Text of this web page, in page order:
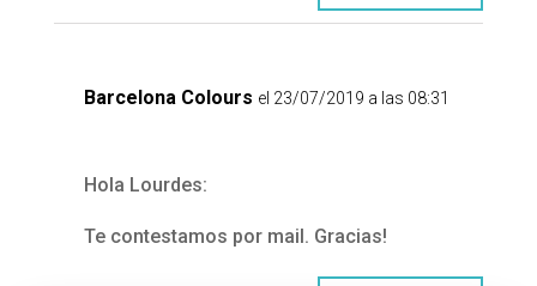
Barcelona Colours el 23/07/2019 a las 08:31
Hola Lourdes:
Te contestamos por mail. Gracias!